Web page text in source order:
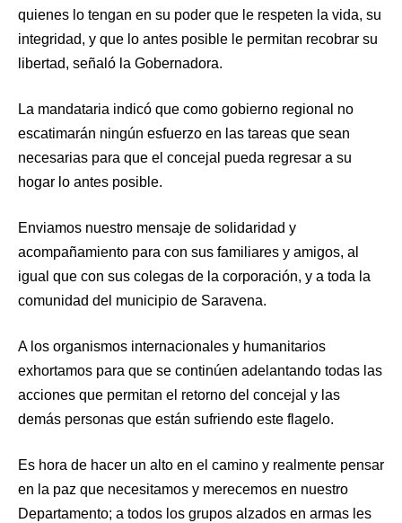
quienes lo tengan en su poder que le respeten la vida, su
integridad, y que lo antes posible le permitan recobrar su
libertad, señaló la Gobernadora.
La mandataria indicó que como gobierno regional no
escatimarán ningún esfuerzo en las tareas que sean
necesarias para que el concejal pueda regresar a su
hogar lo antes posible.
Enviamos nuestro mensaje de solidaridad y
acompañamiento para con sus familiares y amigos, al
igual que con sus colegas de la corporación, y a toda la
comunidad del municipio de Saravena.
A los organismos internacionales y humanitarios
exhortamos para que se continúen adelantando todas las
acciones que permitan el retorno del concejal y las
demás personas que están sufriendo este flagelo.
Es hora de hacer un alto en el camino y realmente pensar
en la paz que necesitamos y merecemos en nuestro
Departamento; a todos los grupos alzados en armas les